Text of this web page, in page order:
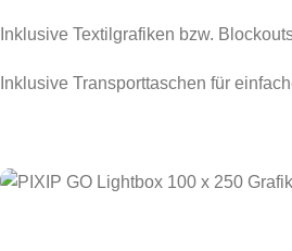
Inklusive Textilgrafiken bzw.
Inklusive Transporttaschen für